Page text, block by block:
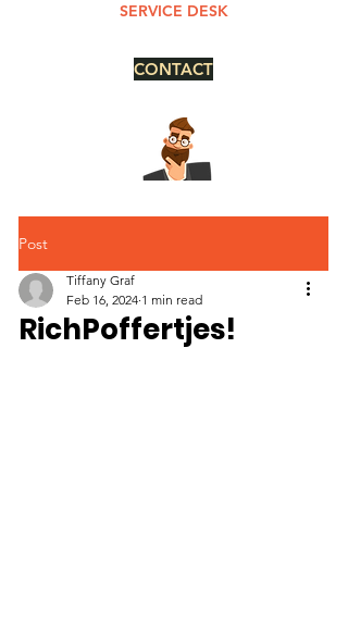
SERVICE DESK
CONTACT
Post
RichPoffertjes!
Tiffany Graf
Feb 16, 2024 1 min read